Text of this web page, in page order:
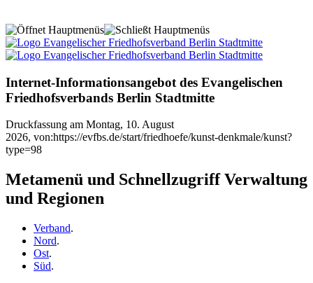
Internet-Informationsangebot des Evangelischen
Friedhofsverbands Berlin Stadtmitte
Druckfassung am Montag, 10. August
2026, von:https://evfbs.de/start/friedhoefe/kunst-denkmale/kunst?
type=98
Metamenü und Schnellzugriff Verwaltung
und Regionen
Verband.
Nord.
Ost.
Süd.